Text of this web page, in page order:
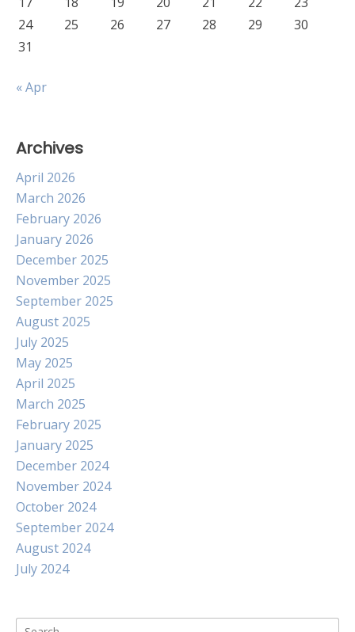
24
25 26 27 28 29
30
31
« Apr
Archives
April 2026
March 2026
February 2026
January 2026
December 2025
November 2025
September 2025
August 2025
July 2025
May 2025
April 2025
March 2025
February 2025
January 2025
December 2024
November 2024
October 2024
September 2024
August 2024
July 2024
Search